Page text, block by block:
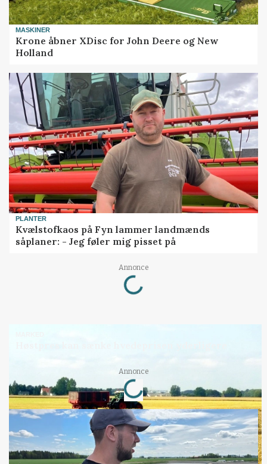
MASKINER
Krone åbner XDisc for John Deere og New
Holland
PLANTER
Kvælstofkaos på Fyn lammer landmænds
såplaner: - Jeg føler mig pisset på
Annonce
Loading...
Annonce
Loading...